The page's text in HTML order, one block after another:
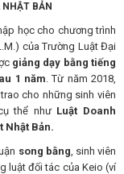
NHẬT BẢN
học cho chương trình
của Trường Luật Đại
giảng dạy bằng tiếng
1 năm. Từ năm 2018,
cho những sinh viên
thể như Luật Doanh
Nhật Bản.
song bằng, sinh viên
luật đối tác của Keio (ví